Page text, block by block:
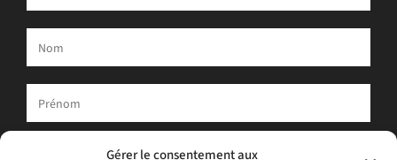
Gérer le consentement aux
Votre adresse e-mail est uniquement utilisée pour vous envoyer